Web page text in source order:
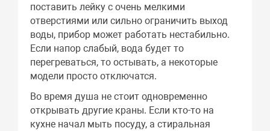
поставить лейку с очень мелкими
отверстиями или сильно ограничить выход
воды, прибор может работать нестабильно.
Если напор слабый, вода будет то
перегреваться, то остывать, а некоторые
модели просто отключатся.
Во время душа не стоит одновременно
открывать другие краны. Если кто-то на
кухне начал мыть посуду, а стиральная